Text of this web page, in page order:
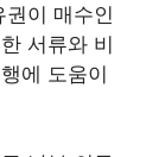
이 매수인
서류와 비
에 도움이